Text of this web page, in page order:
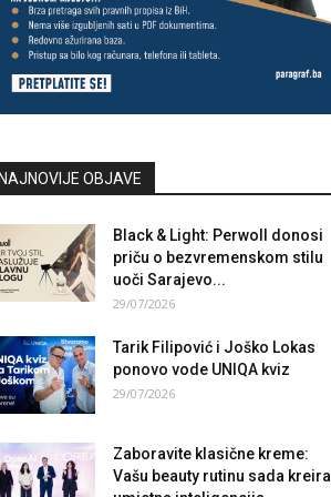
OBJAVE
Black & Light: Perwoll donosi
priču o bezvremenskom stilu
uoči Sarajevo...
29/07/2026
Tarik Filipović i Joško Lokas
ponovo vode UNIQA kviz
29/07/2026
Zaboravite klasične kreme:
Vašu beauty rutinu sada kreira